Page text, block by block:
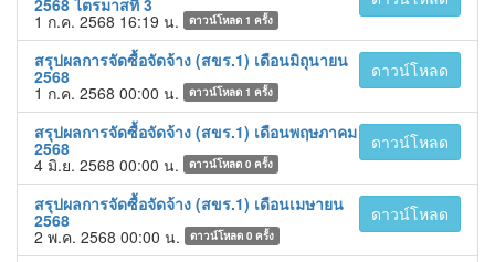
1 ก.ค. 2568 16:19 น. ดาวน์โหลด 1 ครั้ง
ดาวน์โหลด
สรุปผลการจัดซื้อจัดจ้าง (สขร.1) เดือนมิถุนายน
2568
1 ก.ค. 2568 00:00 น. ดาวน์โหลด 1 ครั้ง
ดาวน์โหลด
สรุปผลการจัดซื้อจัดจ้าง (สขร.1) เดือนพฤษภาคม
2568
4 มิ.ย. 2568 00:00 น. ดาวน์โหลด 0ครั้ง
ดาวน์โหลด
สรุปผลการจัดซื้อจัดจ้าง (สขร.1) เดือนเมษายน
2568
2 พ.ค. 2568 00:00 น. ดาวน์โหลด 0ครั้ง